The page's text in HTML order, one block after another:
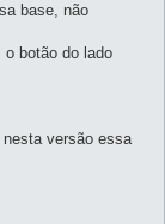
base, não
botão do lado
versão essa